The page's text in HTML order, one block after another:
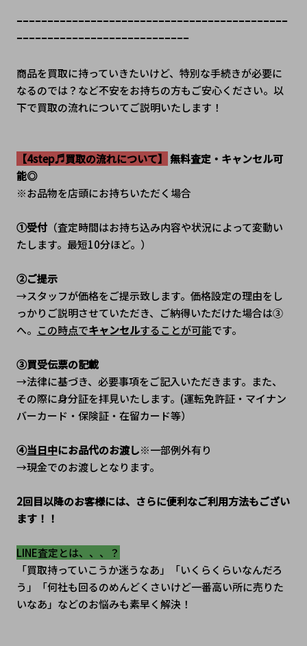
ｰｰｰｰｰｰｰｰｰｰｰｰｰｰｰｰｰｰｰｰｰｰｰｰｰｰｰｰｰｰｰｰｰｰｰｰｰｰｰｰｰｰｰｰ
ｰｰｰｰｰｰｰｰｰｰｰｰｰｰｰｰｰｰｰｰｰｰｰｰｰｰｰｰ
商品を買取に持っていきたいけど、特別な手続きが必要に
なるのでは？など不安をお持ちの方もご安心ください。以
下で買取の流れについてご説明いたします！
【4step♬買取の流れについて】 無料査定・キャンセル可
能◎
※お品物を店頭にお持ちいただく場合
①受付（査定時間はお持ち込み内容や状況によって変動い
たします。最短10分ほど。）
②ご提示
→スタッフが価格をご提示致します。価格設定の理由をし
っかりご説明させていただき、ご納得いただけた場合は③
へ。 この時点でキャンセルすることが可能です。
③買受伝票の記載
→法律に基づき、必要事項をご記入いただきます。また、
その際に身分証を拝見いたします。(運転免許証・マイナン
バーカード・保険証・在留カード等）
④当日中にお品代のお渡し※一部例外有り
→現金でのお渡しとなります。
2回目以降のお客様には、さらに便利なご利用方法もござい
ます！！
LINE査定とは、、、？
「買取持っていこうか迷うなあ」「いくらくらいなんだろ
う」「何社も回るのめんどくさいけど一番高い所に売りた
いなあ」などのお悩みも素早く解決！